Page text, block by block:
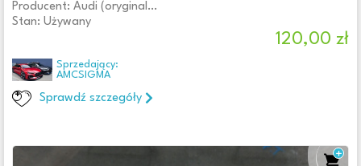
Producent: Audi (oryginalne OE)
Stan: Używany
120,00 zł
Sprzedający:
AMCSIGMA
Sprawdź szczegóły